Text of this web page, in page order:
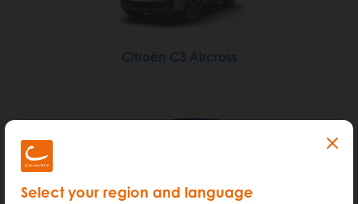
Select your region and language
Citroën C3 Aircross